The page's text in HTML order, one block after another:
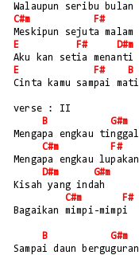
Walaupun seribu bulan
C#m
F#
Meskipun sejuta malam
E
F# D#m
Aku kan setia menanti
E
F#
B
Cinta kamu sampai mati
verse : II
B
G#m
Mengapa engkau
C#m
F#
Mengapa engkau lupakan
D#m
G#m
Kisah yang indah
C#m
F#
Bagaikan mimpi-mimpi
B
G#m
Sampai daun berguguran